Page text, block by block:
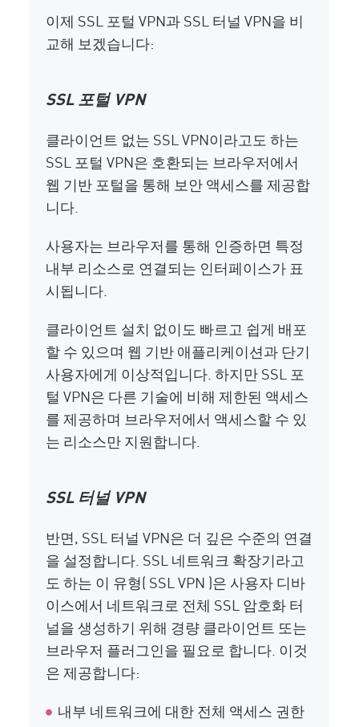
이제 SSL 포털 VPN과 SSL 터널 VPN을 비
교해 보겠습니다:
SSL 포털 VPN
클라이언트 없는 SSL VPN이라고도 하는
SSL 포털 VPN은 호환되는 브라우저에서
웹 기반 포털을 통해 보안 액세스를 제공합
니다.
사용자는 브라우저를 통해 인증하면 특정
내부 리소스로 연결되는 인터페이스가 표
시됩니다.
클라이언트 설치 없이도 빠르고 쉽게 배포
할 수 있으며 웹 기반 애플리케이션과 단기
사용자에게 이상적입니다. 하지만 SSL 포
털 VPN은 다른 기술에 비해 제한된 액세스
를 제공하며 브라우저에서 액세스할 수 있
는 리소스만 지원합니다.
SSL 터널 VPN
반면, SSL 터널 VPN은 더 깊은 수준의 연결
을 설정합니다. SSL 네트워크 확장기라고
도 하는 이 유형( SSL VPN )은 사용자 디바
이스에서 네트워크로 전체 SSL 암호화 터
널을 생성하기 위해 경량 클라이언트 또는
브라우저 플러그인을 필요로 합니다. 이것
은 제공합니다:
내부 네트워크에 대한 전체 액세스 권한